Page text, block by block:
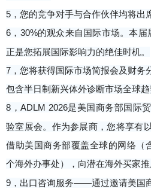
5，您的竞争对手与合作伙伴均将出
6，30%的观众来自国际市场。本届
正是您拓展国际影响力的绝佳时机。
7，您将获得国际市场简报会及财务
包含半日制新兴体外诊断市场全球趋
8，ADLM 2026是美国商务部国际
验室展会。作为参展商，您将享
借助美国商务部覆盖全球的网络（
个海外办事处），向潜在海外买家
9，出口咨询服务——通过邀请美国